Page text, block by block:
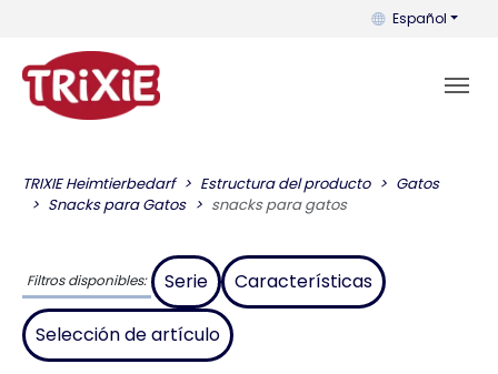
Puedes cambiar
Español
TRIXIE Heimtierbedarf Estructura del producto
Gatos
Snacks para Gatos
snacks para gatos
Filtros disponibles: Serie Características
Selección de artículo